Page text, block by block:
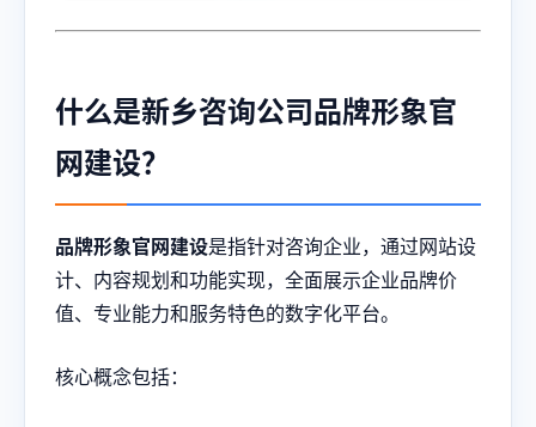
什么是新乡咨询公司品牌形象官
网建设？
品牌形象官网建设是指针对咨询企业，通过网站设
计、内容规划和功能实现，全面展示企业品牌价
值、专业能力和服务特色的数字化平台。
核心概念包括：